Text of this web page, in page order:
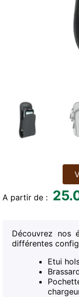
A partir de :
Découvrez nos
différentes
Etui